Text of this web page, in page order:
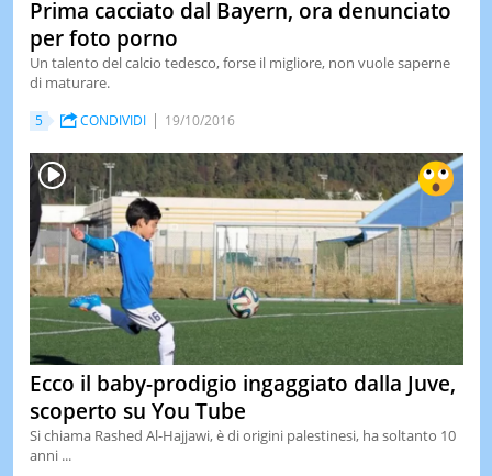
Prima cacciato dal Bayern, ora denunciato
per foto porno
Un talento del calcio tedesco, forse il migliore, non vuole saperne
di maturare.
5 CONDIVIDI 19/10/2016
Ecco il baby-prodigio ingaggiato dalla Juve,
scoperto su You Tube
Si chiama Rashed Al-Hajjawi, è di origini palestinesi, ha soltanto 10
anni ...